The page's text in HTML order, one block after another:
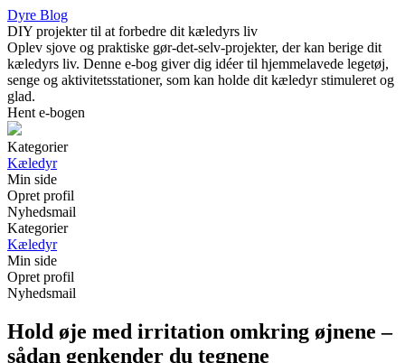
Dyre Blog
DIY projekter til at forbedre dit kæledyrs liv
Oplev sjove og praktiske gør-det-selv-projekter, der kan berige dit
kæledyrs liv. Denne e-bog giver dig idéer til hjemmelavede legetøj,
senge og aktivitetsstationer, som kan holde dit kæledyr stimuleret og
glad.
Hent e-bogen
Kategorier
Kæledyr
Min side
Opret profil
Nyhedsmail
Kategorier
Kæledyr
Min side
Opret profil
Nyhedsmail
Hold øje med irritation omkring øjnene –
sådan genkender du tegnene